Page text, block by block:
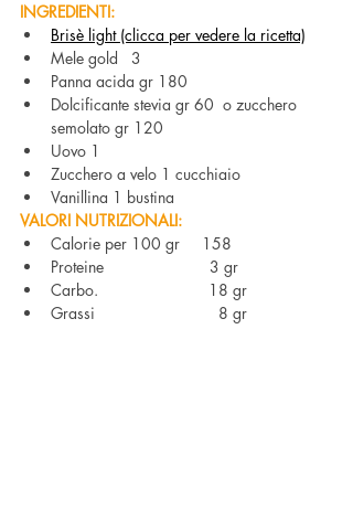
INGREDIENTI:
Brisè light (clicca per vedere la ricetta)
Mele gold   3
Panna acida gr 180
Dolcificante stevia gr 60  o zucchero
semolato gr 120
Uovo 1
Zucchero a velo 1 cucchiaio
Vanillina 1 bustina
VALORI NUTRIZIONALI:
Calorie per 100 gr     158
Proteine                        3 gr
Carbo.                         18 gr
Grassi                            8 gr